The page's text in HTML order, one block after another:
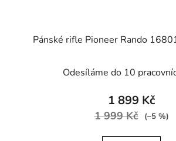
Pánské rifle Pioneer Rando
Odesíláme do 10
1 899 Kč
1 999 Kč (–5 %)